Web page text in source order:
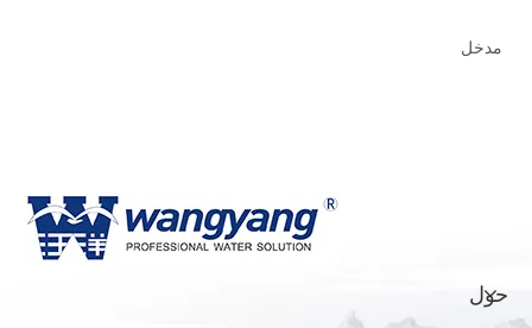
مدخل
حول